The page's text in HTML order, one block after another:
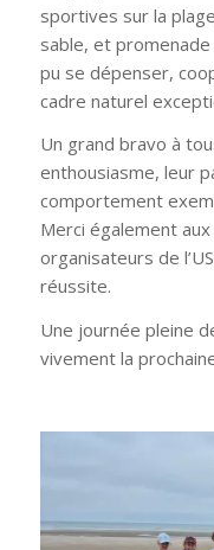
sportives sur la
sable, et
pu se dépenser,
cadre naturel
Un grand bravo à
enthousiasme, leur
comportement
Merci également
organisateurs de
réussite.
Une journée pleine
vivement la